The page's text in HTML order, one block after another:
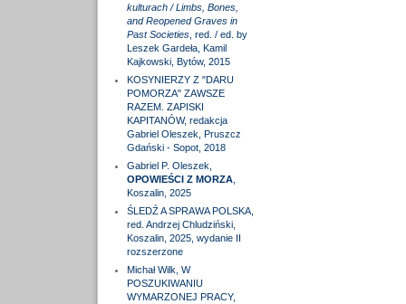
kulturach / Limbs, Bones,
and Reopened Graves in
Past Societies, red. / ed. by
Leszek Gardeła, Kamil
Kajkowski, Bytów, 2015
KOSYNIERZY Z "DARU
POMORZA" ZAWSZE
RAZEM. ZAPISKI
KAPITANÓW, redakcja
Gabriel Oleszek, Pruszcz
Gdański - Sopot, 2018
Gabriel P. Oleszek,
OPOWIEŚCI Z MORZA,
Koszalin, 2025
ŚLEDŹ A SPRAWA POLSKA,
red. Andrzej Chludziński,
Koszalin, 2025, wydanie II
rozszerzone
Michał Wilk, W
POSZUKIWANIU
WYMARZONEJ PRACY,